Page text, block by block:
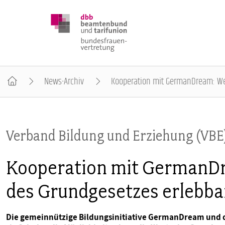
BUNDESTAGSWAHL 2025
POSITIONEN
SCHWERPUNKTTHEMEN
News-Archiv Kooperation mit GermanDream:
Verband Bildung und Erziehung
Kooperation mit
des Grundgesetzes
Die gemeinnützige Bildungsinitiative GermanDream und